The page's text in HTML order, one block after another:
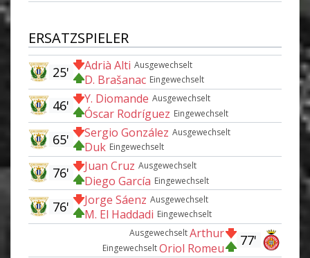
ERSATZSPIELER
Ausgewechselt
Adrià Alti
Eingewechselt
D. Brašanac
25'
Ausgewechselt
Y. Diomande
Eingewechselt
Óscar Rodríguez
46'
Ausgewechselt
Sergio González
Eingewechselt
Duk
65'
Ausgewechselt
Juan Cruz
Eingewechselt
Diego García
76'
Ausgewechselt
Jorge Sáenz
Eingewechselt
M. El Haddadi
76'
77'
AusgewechseltArthur
EingewechseltOriol Romeu